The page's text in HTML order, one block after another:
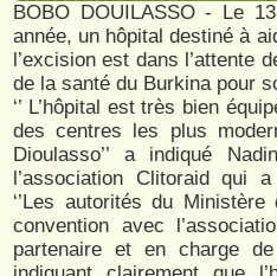
BOBO DOUILASSO - Le
année, un hôpital destiné à
l’excision est dans l’attente
de la santé du Burkina pour
‘’ L’hôpital est très bien
des centres les plus
Dioulasso’’ a indiqué
l’association Clitoraid qui
‘’Les autorités du
convention avec
partenaire et en charge